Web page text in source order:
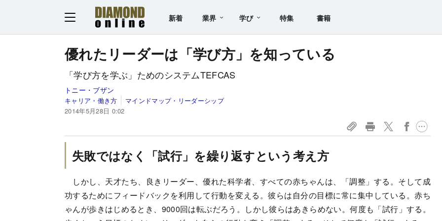
新着 業界 学び 特集 書籍
優れたリーダーは「学び方」を知っている
「学び方を学ぶ」ためのシステムTEFCAS
トニー・ブザン
キャリア・働き方
マインドマップ・リーダーシップ
2014年5月28日 0:02
失敗ではなく「試行」を繰り返すという考え方
しかし、天才たち、良きリーダー、優れた科学者、すべての赤ちゃんは、「調整」する。そして成
功するためにフィードバックを利用して行動を変える。彼らは自分の目標に常に集中している。赤ち
ゃんが歩きはじめるとき、9000回は転ぶだろう。しかし彼らはあきらめない。何度も「試行」する。